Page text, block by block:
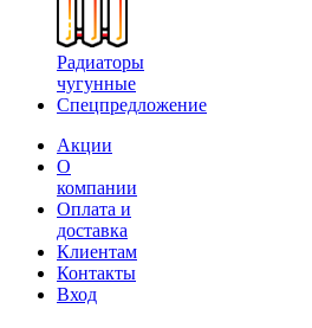
Радиаторы
чугунные
Спецпредложение
Акции
О
компании
Оплата и
доставка
Клиентам
Контакты
Вход